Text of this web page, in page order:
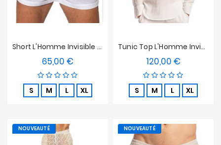
Short L'Homme Invisible - Mykonos
65,00 €
S M L XL
Tunic Top L'Homme Invisible - Mykonos
120,00 €
S M L XL
NOUVEAUTÉ NOUVEAUTÉ